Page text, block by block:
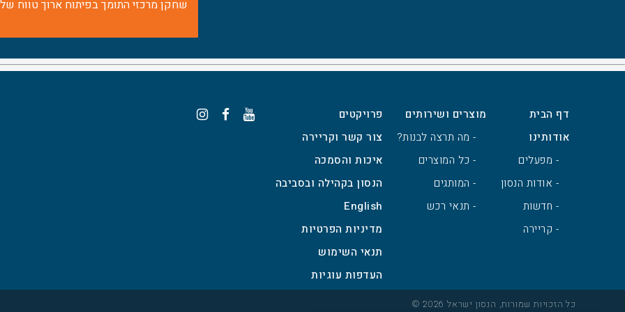
שחקן מרכזי התומך בפיתוח ארוך טווח
דף הבית
אודותינו
- מפעלים
- אודות הנסון
- חדשות
- קריירה
מוצרים ושירותים
- מה תרצה לבנות?
- כל המוצרים
- המותגים
- תנאי רכש
פרויקטים
צור קשר וקריירה
איכות והסמכה
הנסון בקהילה ובסביבה
English
מדיניות הפרטיות
תנאי השימוש
כל הזכויות שמורות, הנסון ישראל 2026 ©